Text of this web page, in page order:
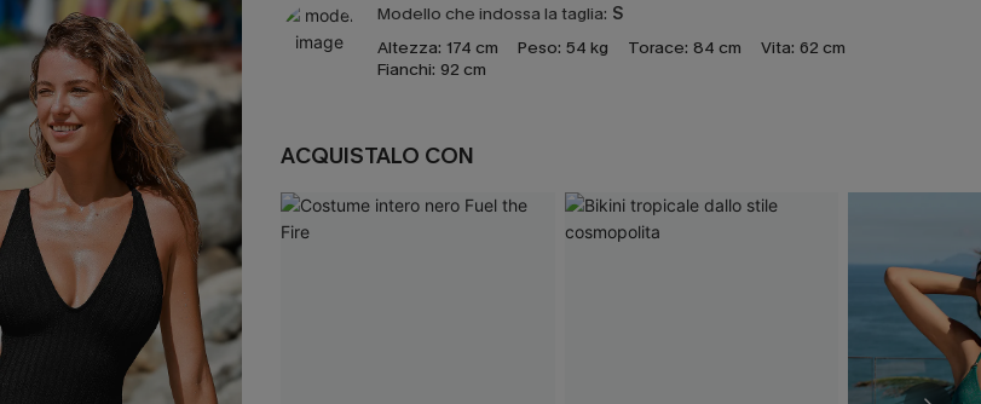
Modello che indossa la taglia: S
Altezza: 174 cm Peso: 54 kg Torace: 84 cm Vita: 62 cm
Fianchi: 92 cm
ACQUISTALO CON